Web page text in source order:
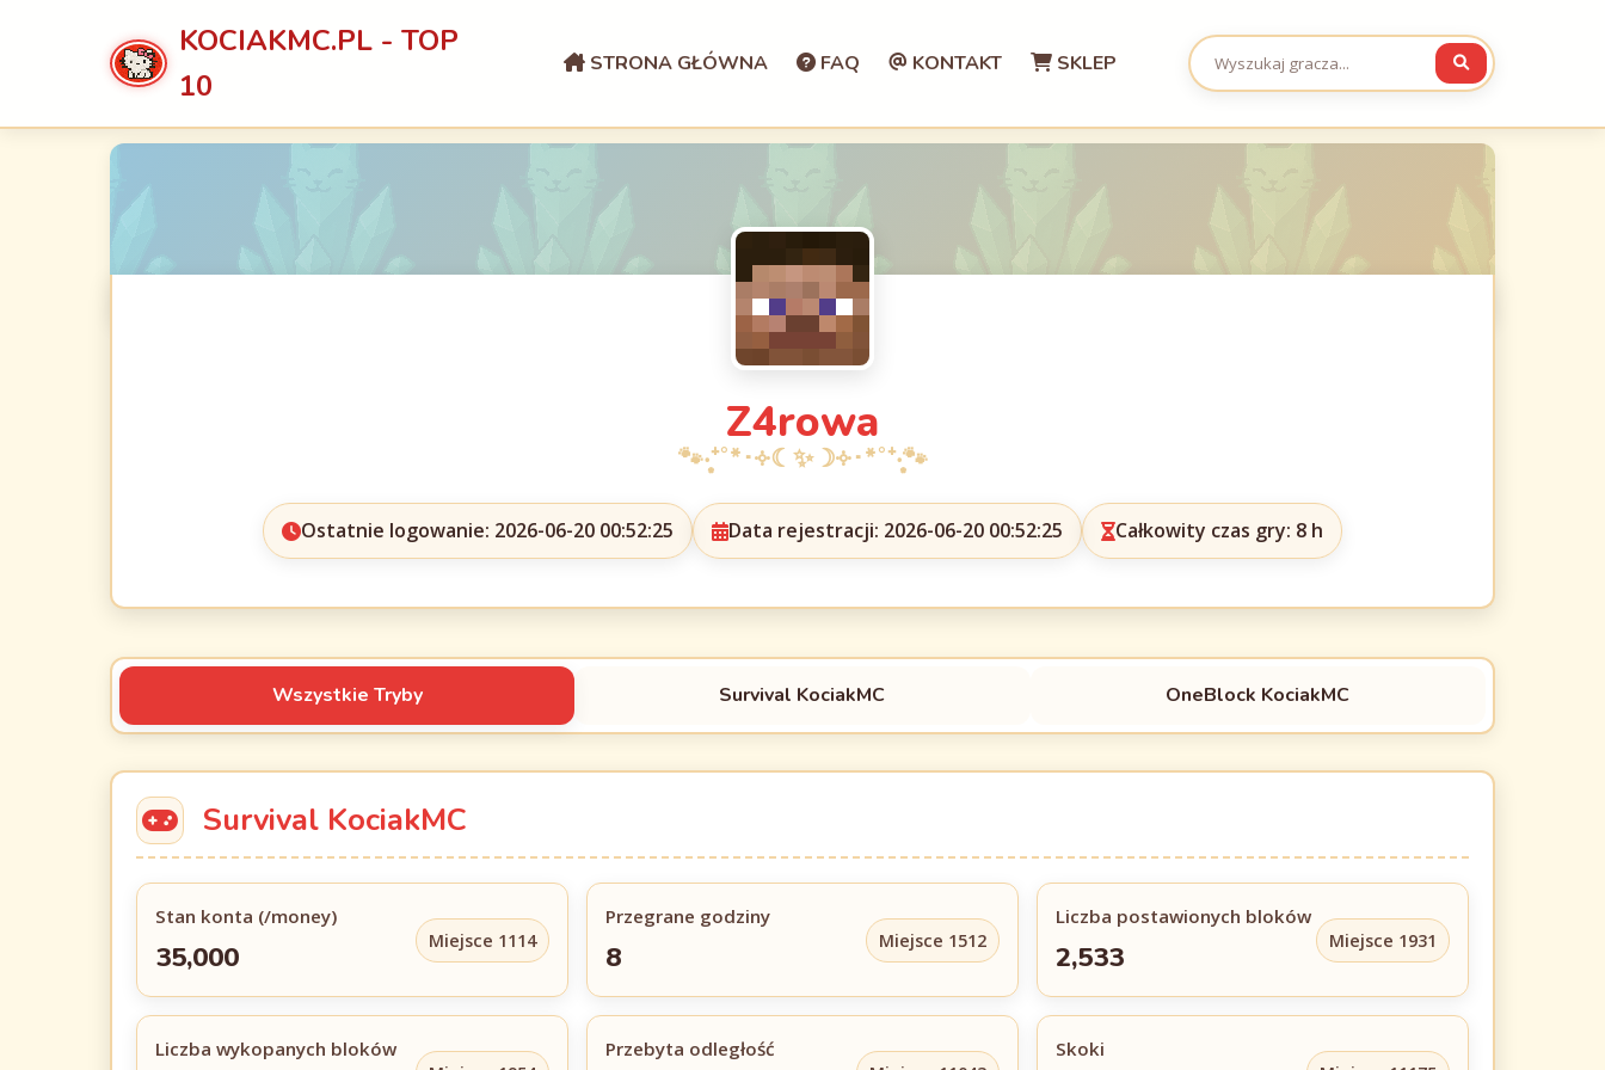
KOCIAKMC.PL - TOP
10
STRONA GŁÓWNA FAQ KONTAKT SKLEP
Z4rowa
Ostatnie logowanie: 2026-06-20 00:52:25 Data rejestracji: 2026-06-20 00:52:25 Całkowity czas gry: 8 h
Wszystkie Tryby Survival KociakMC OneBlock KociakMC
Survival KociakMC
Stan konta (/money)
35,000 Miejsce 1114
Przegrane godziny
8 Miejsce 1512
Liczba postawionych bloków
2,533 Miejsce 1931
Liczba wykopanych bloków Przebyta odległość Skoki